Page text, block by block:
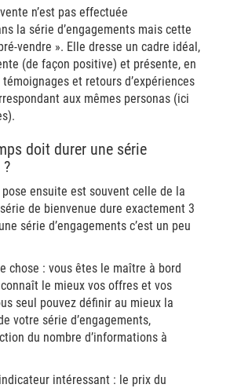
n’est pas effectuée
la série d’engagements mais cette
vendre ». Elle dresse un cadre idéal,
(de façon positive) et présente, en
témoignages et retours d’expériences
aux mêmes personas (ici
doit durer une série
ensuite est souvent celle de la
de bienvenue dure exactement 3
série d’engagements c’est un peu
chose : vous êtes le maître à bord
le mieux vos offres et vos
seul pouvez définir au mieux la
votre série d’engagements,
du nombre d’informations à
intéressant : le prix du